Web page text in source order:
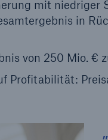
mit niedriger
in
von 250 Mio. €
Profitabilität: